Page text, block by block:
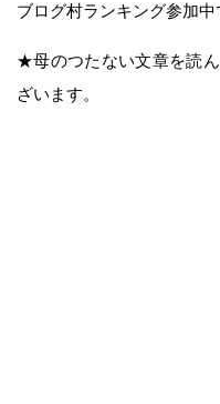
ブログ村ランキング参加中
★母のつたない文章を読
ざいます。